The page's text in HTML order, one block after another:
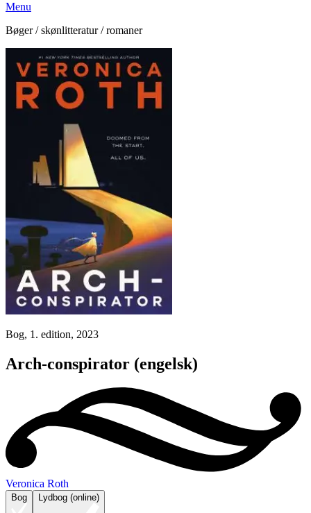
Menu
Bøger / skønlitteratur / romaner
Bog, 1. edition, 2023
Arch-conspirator (engelsk)
Veronica Roth
Bog Lydbog (online)